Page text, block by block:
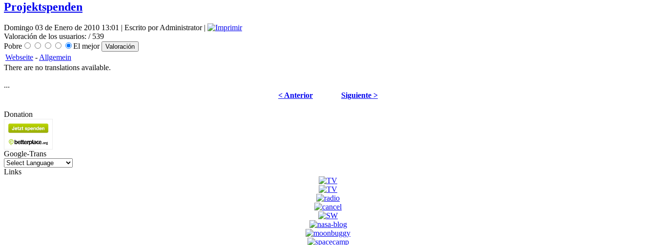
Projektspenden
Domingo 03 de Enero de 2010 13:01 | Escrito por Administrator |
Valoración de los usuarios: / 539
Pobre
El mejor
Webseite - Allgemein
There are no translations available.
...
< Anterior
Siguiente >
Donation
Google-Trans
Links